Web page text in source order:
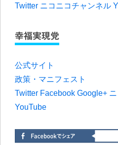
Twitter ニコニコチャンネル
幸福実現党
公式サイト
政策・マニフェスト
Twitter Facebook Google+
YouTube